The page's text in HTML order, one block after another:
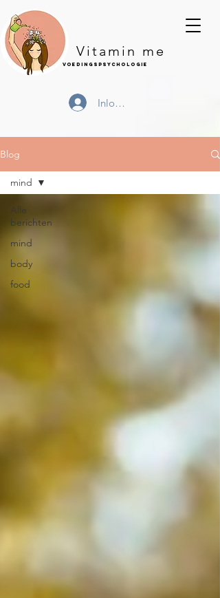
Vitamin me
Voedingspsychologie
Inloggen
Blog
Alle
berichten
mind
body
food
mind